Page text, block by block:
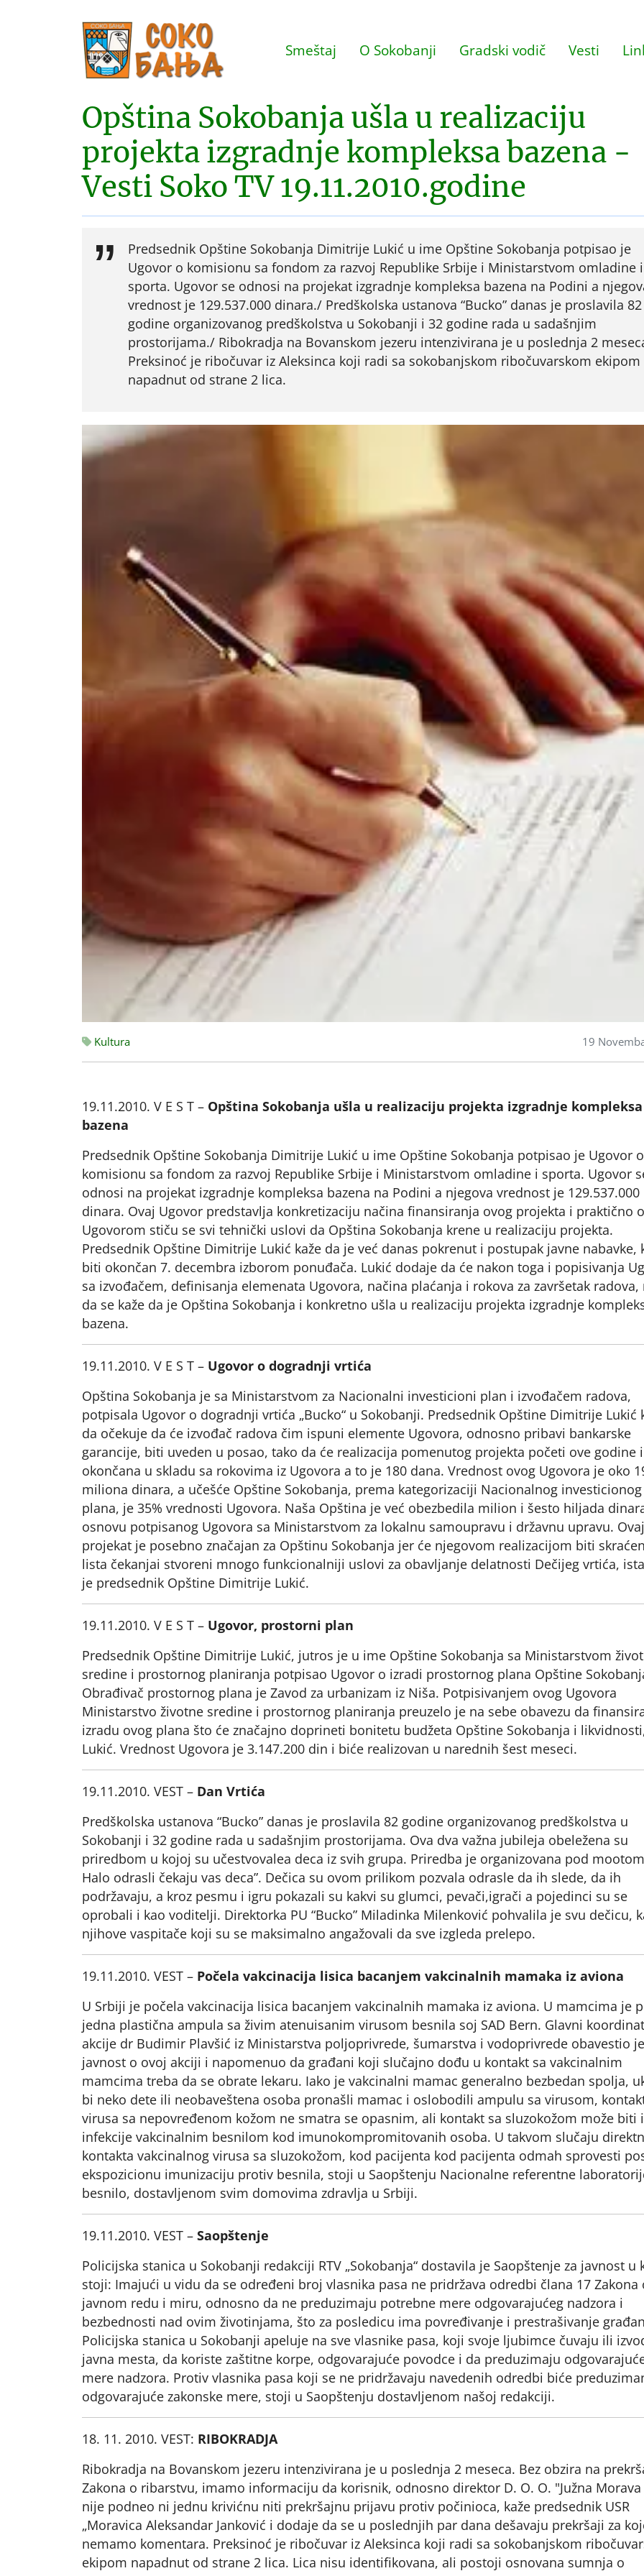
Smeštaj O Sokobanji Gradski vodič Vesti
Opština Sokobanja ušla u realizaciju
projekta izgradnje kompleksa bazena -
Vesti Soko TV 19.11.2010.godine
Predsednik Opštine Sokobanja Dimitrije Lukić u ime Opštine Sokobanja potpisao je
Ugovor o komisionu sa fondom za razvoj Republike Srbije i Ministarstvom omladine i
sporta. Ugovor se odnosi na projekat izgradnje kompleksa bazena na Podini a
vrednost je 129.537.000 dinara./ Predškolska ustanova “Bucko” danas je proslavila 82
godine organizovanog predškolstva u Sokobanji i 32 godine rada u sadašnjim
prostorijama./ Ribokradja na Bovanskom jezeru intenzivirana je u poslednja 2
Preksinoć je ribočuvar iz Aleksinca koji radi sa sokobanjskom ribočuvarskom ekipom
napadnut od strane 2 lica.
Kultura 19
19.11.2010. V E S T – Opština Sokobanja ušla u realizaciju projekta izgradnje kompleksa
bazena
Predsednik Opštine Sokobanja Dimitrije Lukić u ime Opštine Sokobanja potpisao je Ugovor o
komisionu sa fondom za razvoj Republike Srbije i Ministarstvom omladine i sporta. Ugovor
odnosi na projekat izgradnje kompleksa bazena na Podini a njegova vrednost je 129.537.000
dinara. Ovaj Ugovor predstavlja konkretizaciju načina finansiranja ovog projekta i praktično
Ugovorom stiču se svi tehnički uslovi da Opština Sokobanja krene u realizaciju projekta.
Predsednik Opštine Dimitrije Lukić kaže da je već danas pokrenut i postupak javne nabavke,
biti okončan 7. decembra izborom ponuđača. Lukić dodaje da će nakon toga i popisivanja
sa izvođačem, definisanja elemenata Ugovora, načina plaćanja i rokova za završetak radova,
da se kaže da je Opština Sokobanja i konkretno ušla u realizaciju projekta izgradnje
bazena.
19.11.2010. V E S T – Ugovor o dogradnji vrtića
Opština Sokobanja je sa Ministarstvom za Nacionalni investicioni plan i izvođačem radova,
potpisala Ugovor o dogradnji vrtića „Bucko“ u Sokobanji. Predsednik Opštine Dimitrije Lukić
da očekuje da će izvođač radova čim ispuni elemente Ugovora, odnosno pribavi bankarske
garancije, biti uveden u posao, tako da će realizacija pomenutog projekta početi ove godine
okončana u skladu sa rokovima iz Ugovora a to je 180 dana. Vrednost ovog Ugovora je oko
miliona dinara, a učešće Opštine Sokobanja, prema kategorizaciji Nacionalnog investicionog
plana, je 35% vrednosti Ugovora. Naša Opština je već obezbedila milion i šesto hiljada
osnovu potpisanog Ugovora sa Ministarstvom za lokalnu samoupravu i državnu upravu. Ovaj
projekat je posebno značajan za Opštinu Sokobanja jer će njegovom realizacijom biti
lista čekanjai stvoreni mnogo funkcionalniji uslovi za obavljanje delatnosti Dečijeg vrtića,
je predsednik Opštine Dimitrije Lukić.
19.11.2010. V E S T – Ugovor, prostorni plan
Predsednik Opštine Dimitrije Lukić, jutros je u ime Opštine Sokobanja sa Ministarstvom
sredine i prostornog planiranja potpisao Ugovor o izradi prostornog plana Opštine
Obrađivač prostornog plana je Zavod za urbanizam iz Niša. Potpisivanjem ovog Ugovora
Ministarstvo životne sredine i prostornog planiranja preuzelo je na sebe obavezu da
izradu ovog plana što će značajno doprineti bonitetu budžeta Opštine Sokobanja i
Lukić. Vrednost Ugovora je 3.147.200 din i biće realizovan u narednih šest meseci.
19.11.2010. VEST – Dan Vrtića
Predškolska ustanova “Bucko” danas je proslavila 82 godine organizovanog predškolstva u
Sokobanji i 32 godine rada u sadašnjim prostorijama. Ova dva važna jubileja obeležena su
priredbom u kojoj su učestvovalea deca iz svih grupa. Priredba je organizovana pod
Halo odrasli čekaju vas deca”. Dečica su ovom prilikom pozvala odrasle da ih slede, da ih
podržavaju, a kroz pesmu i igru pokazali su kakvi su glumci, pevači,igrači a pojedinci su se
oprobali i kao voditelji. Direktorka PU “Bucko” Miladinka Milenković pohvalila je svu dečicu,
njihove vaspitače koji su se maksimalno angažovali da sve izgleda prelepo.
19.11.2010. VEST – Počela vakcinacija lisica bacanjem vakcinalnih mamaka iz aviona
U Srbiji je počela vakcinacija lisica bacanjem vakcinalnih mamaka iz aviona. U mamcima je
jedna plastična ampula sa živim atenuisanim virusom besnila soj SAD Bern. Glavni
akcije dr Budimir Plavšić iz Ministarstva poljoprivrede, šumarstva i vodoprivrede obavestio je
javnost o ovoj akciji i napomenuo da građani koji slučajno dođu u kontakt sa vakcinalnim
mamcima treba da se obrate lekaru. Iako je vakcinalni mamac generalno bezbedan spolja,
bi neko dete ili neobaveštena osoba pronašli mamac i oslobodili ampulu sa virusom,
virusa sa nepovređenom kožom ne smatra se opasnim, ali kontakt sa sluzokožom može biti
infekcije vakcinalnim besnilom kod imunokompromitovanih osoba. U takvom slučaju
kontakta vakcinalnog virusa sa sluzokožom, kod pacijenta kod pacijenta odmah sprovesti
ekspozicionu imunizaciju protiv besnila, stoji u Saopštenju Nacionalne referentne
besnilo, dostavljenom svim domovima zdravlja u Srbiji.
19.11.2010. VEST – Saopštenje
Policijska stanica u Sokobanji redakciji RTV „Sokobanja“ dostavila je Saopštenje za javnost u
stoji: Imajući u vidu da se određeni broj vlasnika pasa ne pridržava odredbi člana 17 Zakona
javnom redu i miru, odnosno da ne preduzimaju potrebne mere odgovarajućeg nadzora i
bezbednosti nad ovim životinjama, što za posledicu ima povređivanje i prestrašivanje
Policijska stanica u Sokobanji apeluje na sve vlasnike pasa, koji svoje ljubimce čuvaju ili
javna mesta, da koriste zaštitne korpe, odgovarajuće povodce i da preduzimaju
mere nadzora. Protiv vlasnika pasa koji se ne pridržavaju navedenih odredbi biće
odgovarajuće zakonske mere, stoji u Saopštenju dostavljenom našoj redakciji.
18. 11. 2010. VEST: RIBOKRADJA
Ribokradja na Bovanskom jezeru intenzivirana je u poslednja 2 meseca. Bez obzira na
Zakona o ribarstvu, imamo informaciju da korisnik, odnosno direktor D. O. O. "Južna Morava
nije podneo ni jednu krivićnu niti prekršajnu prijavu protiv počinioca, kaže predsednik USR
„Moravica Aleksandar Janković i dodaje da se u poslednjih par dana dešavaju prekršaji za
nemamo komentara. Preksinoć je ribočuvar iz Aleksinca koji radi sa sokobanjskom
ekipom napadnut od strane 2 lica. Lica nisu identifikovana, ali postoji osnovana sumnja o